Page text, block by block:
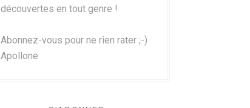
découvertes en tout genre !
Abonnez-vous pour ne rien rater ;-)
Apollone